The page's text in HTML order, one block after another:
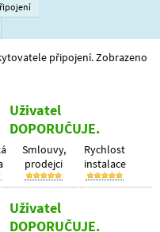
připojení. Zobrazeno
Uživatel
DOPORUČUJE.
Smlouvy,
prodejci
Rychlost
instalace
Uživatel
DOPORUČUJE.